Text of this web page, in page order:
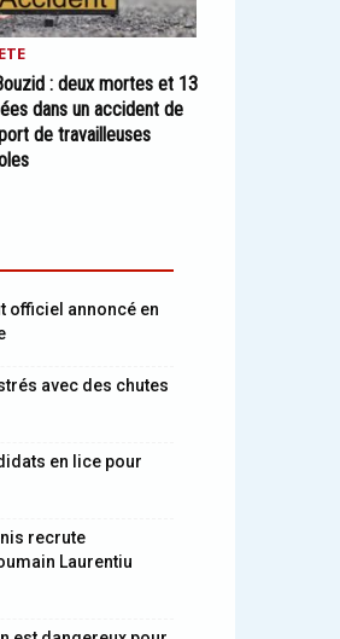
: deux mortes et 13
dans un accident de
de travailleuses
officiel annoncé en
avec des chutes
en lice pour
recrute
Laurentiu